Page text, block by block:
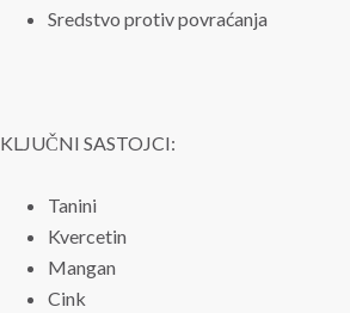
Sredstvo protiv povraćanja
KLJUČNI SASTOJCI:
Tanini
Kvercetin
Mangan
Cink